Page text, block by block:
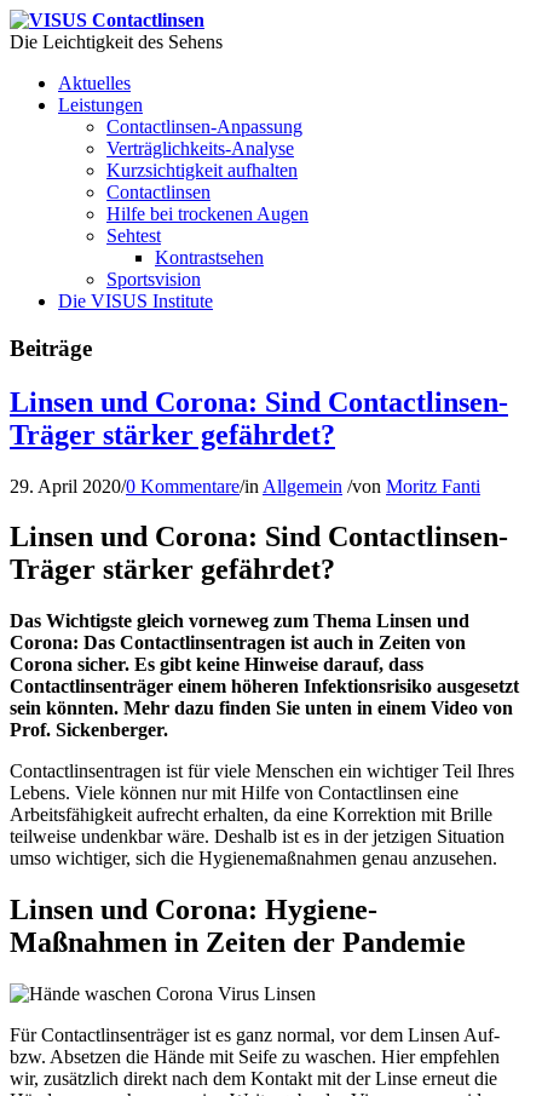
Die Leichtigkeit des Sehens
Aktuelles
Leistungen
Contactlinsen-Anpassung
Verträglichkeits-Analyse
Kurzsichtigkeit aufhalten
Contactlinsen
Hilfe bei trockenen Augen
Sehtest
Kontrastsehen
Sportsvision
Die VISUS Institute
Beiträge
Linsen und Corona: Sind Contactlinsen-
Träger stärker gefährdet?
29. April 2020/0 Kommentare/in Allgemein /von Moritz Fanti
Linsen und Corona: Sind Contactlinsen-
Träger stärker gefährdet?
Das Wichtigste gleich vorneweg zum Thema Linsen und
Corona: Das Contactlinsentragen ist auch in Zeiten von
Corona sicher. Es gibt keine Hinweise darauf, dass
Contactlinsenträger einem höheren Infektionsrisiko ausgesetzt
sein könnten. Mehr dazu finden Sie unten in einem Video von
Prof. Sickenberger.
Contactlinsentragen ist für viele Menschen ein wichtiger Teil Ihres
Lebens. Viele können nur mit Hilfe von Contactlinsen eine
Arbeitsfähigkeit aufrecht erhalten, da eine Korrektion mit Brille
teilweise undenkbar wäre. Deshalb ist es in der jetzigen Situation
umso wichtiger, sich die Hygienemaßnahmen genau anzusehen.
Linsen und Corona: Hygiene-
Maßnahmen in Zeiten der Pandemie
Für Contactlinsenträger ist es ganz normal, vor dem Linsen Auf-
bzw. Absetzen die Hände mit Seife zu waschen. Hier empfehlen
wir, zusätzlich direkt nach dem Kontakt mit der Linse erneut die